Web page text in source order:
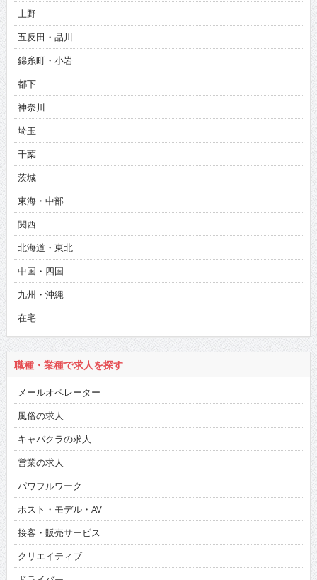
上野
五反田・品川
錦糸町・小岩
都下
神奈川
埼玉
千葉
茨城
東海・中部
関西
北海道・東北
中国・四国
九州・沖縄
在宅
職種・業種で求人を探す
メールオペレーター
風俗の求人
キャバクラの求人
営業の求人
パワフルワーク
ホスト・モデル・AV
接客・販売サービス
クリエイティブ